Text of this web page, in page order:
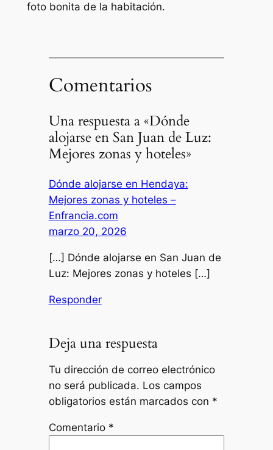
foto bonita de la habitación.
Comentarios
Una respuesta a «Dónde
alojarse en San Juan de Luz:
Mejores zonas y hoteles»
Dónde alojarse en Hendaya:
Mejores zonas y hoteles –
Enfrancia.com
marzo 20, 2026
[…] Dónde alojarse en San Juan de
Luz: Mejores zonas y hoteles […]
Responder
Deja una respuesta
Tu dirección de correo electrónico
no será publicada. Los campos
obligatorios están marcados con *
Comentario *